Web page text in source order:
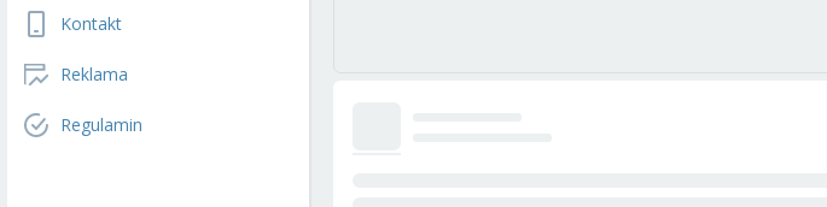
Kontakt
Reklama
Regulamin